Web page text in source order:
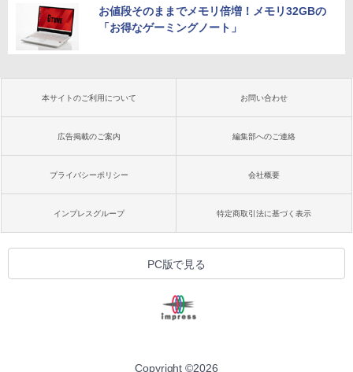
お値段そのままでメモリ倍増！メモリ32GBの
「お得なゲーミングノート」
本サイトのご利用について お問い合わせ
広告掲載のご案内 編集部へのご連絡
プライバシーポリシー 会社概要
インプレスグループ 特定商取引法に基づく表示
PC版で見る
Copyright ©2026